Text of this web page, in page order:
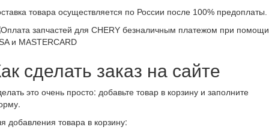
товара осуществляется по России после 100% предоплаты.
сделать заказ на сайте
это очень просто: добавьте товар в корзину и заполните
добавления товара в корзину: